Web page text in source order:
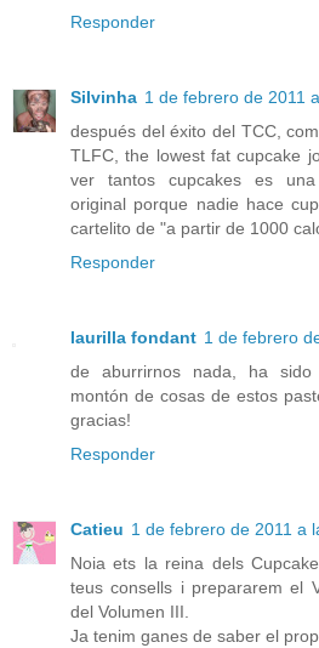
Responder
Silvinha 1 de febrero de 2011
después del éxito del TCC,
TLFC, the lowest fat cupcake
ver tantos cupcakes es
original porque nadie hace
cartelito de "a partir de 1000
Responder
laurilla fondant 1 de febrero
de aburrirnos nada, ha
montón de cosas de estos
gracias!
Responder
Catieu 1 de febrero de 2011 a
Noia ets la reina dels
teus consells i prepararem el
del Volumen III.
Ja tenim ganes de saber el